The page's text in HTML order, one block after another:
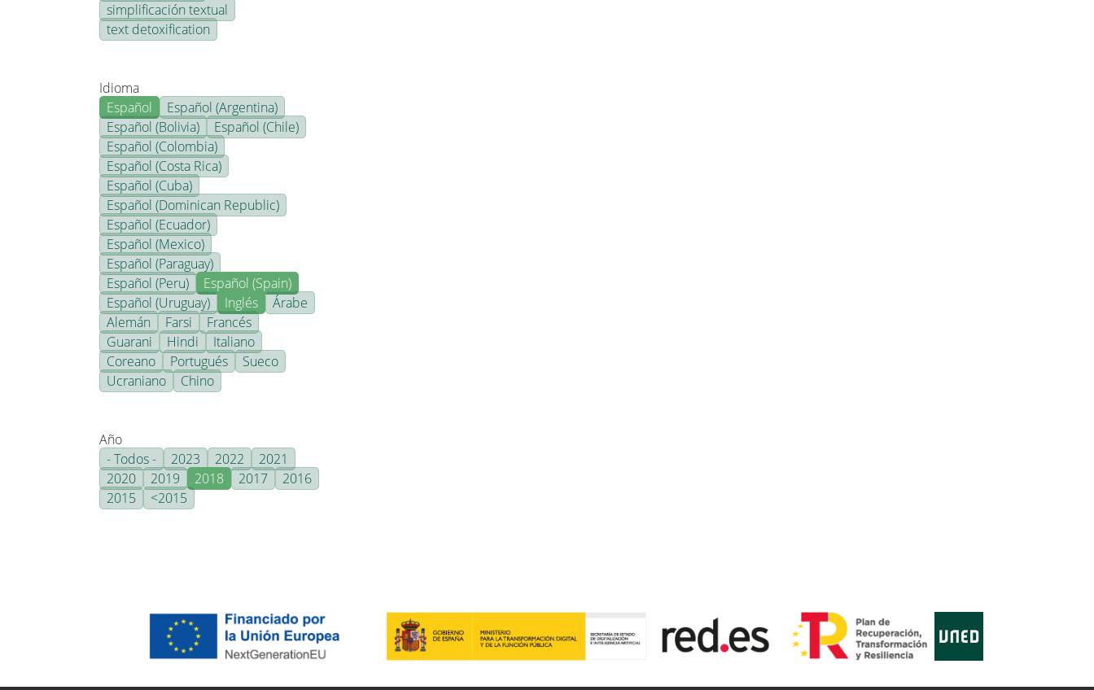
simplificación textual
text detoxification
Idioma
Español
Español (Argentina)
Español (Bolivia)
Español (Chile)
Español (Colombia)
Español (Costa Rica)
Español (Cuba)
Español (Dominican Republic)
Español (Ecuador)
Español (Mexico)
Español (Paraguay)
Español (Peru)
Español (Spain)
Español (Uruguay)
Inglés
Árabe
Alemán
Farsi
Francés
Guarani
Hindi
Italiano
Coreano
Portugués
Sueco
Ucraniano
Chino
Año
- Todos -
2023 2022
2021
2020
2019 2018 2017
2016
2015
<2015